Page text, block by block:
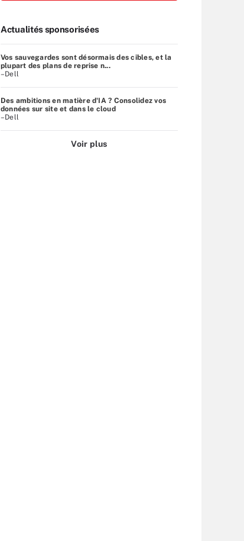
Actualités sponsorisées
Vos sauvegardes sont désormais des cibles, et la
plupart des plans de reprise n...
–Dell
Des ambitions en matière d'IA ? Consolidez vos
données sur site et dans le cloud
–Dell
Voir plus